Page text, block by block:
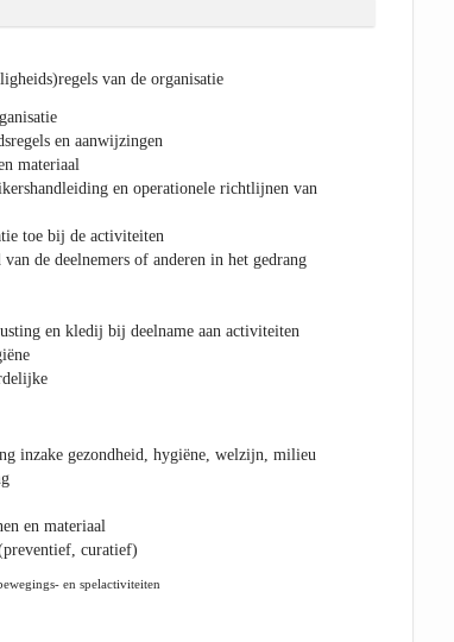
van de organisatie
en aanwijzingen
materiaal
en operationele richtlijnen van
toe bij de activiteiten
de deelnemers of anderen in het gedrang
en kledij bij deelname aan activiteiten
inzake gezondheid, hygiëne, welzijn, milieu
en materiaal
curatief)
en spelactiviteiten